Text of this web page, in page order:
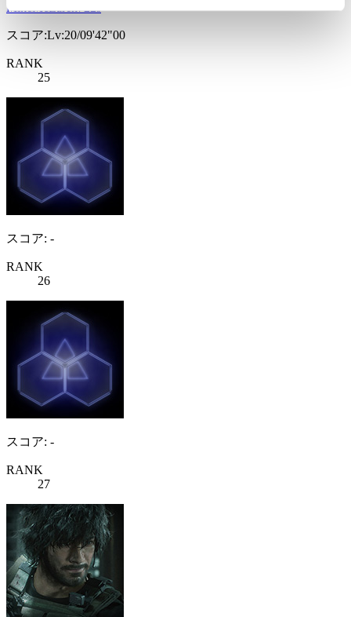
MikeMcLaren722s
スコア:Lv:20/09'42"00
RANK
25
スコア: -
RANK
26
スコア: -
RANK
27